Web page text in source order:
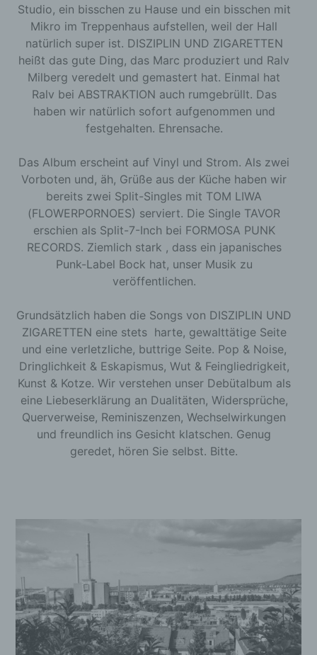
Studio, ein bisschen zu Hause und ein bisschen mit
Mikro im Treppenhaus aufstellen, weil der Hall
natürlich super ist. DISZIPLIN UND ZIGARETTEN
heißt das gute Ding, das Marc produziert und Ralv
Milberg veredelt und gemastert hat. Einmal hat
Ralv bei ABSTRAKTION auch rumgebrüllt. Das
haben wir natürlich sofort aufgenommen und
festgehalten. Ehrensache.
DasAlbum erscheint auf Vinyl und Strom. Als zwei
Vorboten und, äh, Grüße aus der Küche haben wir
bereits zwei Split-Singles mit TOM LIWA
(FLOWERPORNOES) serviert. Die Single TAVOR
erschien als Split-7-Inch bei FORMOSA PUNK
RECORDS. Ziemlich stark , dass ein japanisches
Punk-Label Bock hat, unser Musik zu
veröffentlichen.
Grundsätzlich haben die Songs von DISZIPLIN UND
ZIGARETTEN eine stets harte, gewalttätige Seite
und eine verletzliche, buttrige Seite. Pop & Noise,
Dringlichkeit & Eskapismus, Wut & Feingliedrigkeit,
Kunst & Kotze. Wir verstehen unser Debütalbum als
eine Liebeserklärung an Dualitäten, Widersprüche,
Querverweise, Reminiszenzen, Wechselwirkungen
und freundlich ins Gesicht klatschen. Genug
geredet, hören Sie selbst. Bitte.